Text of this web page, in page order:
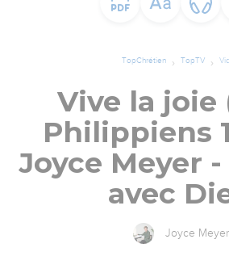
TopChrétien TopTV
Vive la joie
Philippiens
Joyce Meyer
avec
Joyce Meyer